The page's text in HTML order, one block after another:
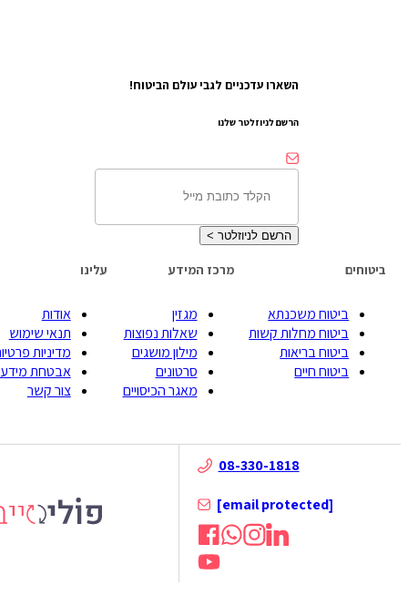
השארו עדכניים לגבי עולם הביטוח!
הרשם לניוזלטר שלנו
הרשם לניוזלטר >
ביטוחים
ביטוח משכנתא
ביטוח מחלות קשות
ביטוח בריאות
ביטוח חיים
מרכז המידע
מגזין
שאלות נפוצות
מילון מושגים
סרטונים
מאגר הכיסויים
עלינו
אודות
תנאי שימוש
מדיניות פרטיות
אבטחת מידע
צור קשר
08-330-1818
[email protected]